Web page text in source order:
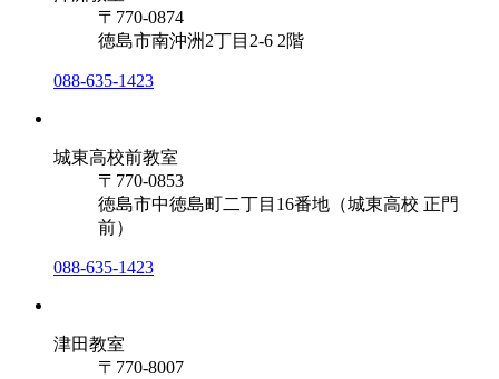
〒770-0874
徳島市南沖洲2丁目2-6 2階
088-635-1423
城東高校前教室
〒770-0853
徳島市中徳島町二丁目16番地（城東高校 正門
前）
088-635-1423
津田教室
〒770-8007